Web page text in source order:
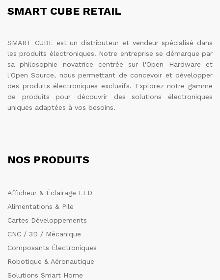
SMART CUBE RETAIL
SMART CUBE est un distributeur et vendeur spécialisé dans
les produits électroniques. Notre entreprise se démarque par
sa philosophie novatrice centrée sur l'Open Hardware et
l'Open Source, nous permettant de concevoir et développer
des produits électroniques exclusifs. Explorez notre gamme
de produits pour découvrir des solutions électroniques
uniques adaptées à vos besoins.
NOS PRODUITS
Afficheur & Éclairage LED
Alimentations & Pile
Cartes Développements
CNC / 3D / Mécanique
Composants Électroniques
Robotique & Aéronautique
Solutions Smart Home